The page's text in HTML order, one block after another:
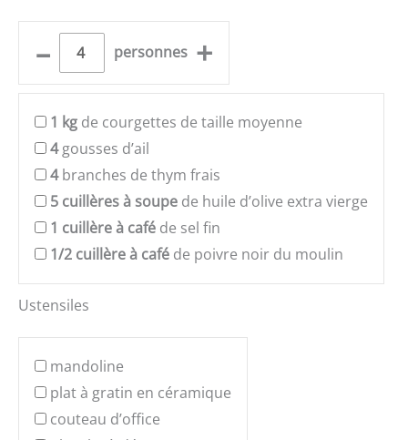
– personnes +
1 kg de courgettes de taille moyenne
4gousses d’ail
4branches de thym frais
5 cuillères à soupe de huile d’olive extra vierge
1 cuillère à café de sel fin
1/2 cuillère à café de poivre noir du moulin
Ustensiles
mandoline
plat à gratin en céramique
couteau d’office